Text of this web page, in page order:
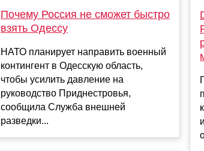
Почему Россия не сможет быстро
взять Одессу
НАТО планирует направить военный
контингент в Одесскую область,
чтобы усилить давление на
руководство Приднестровья,
сообщила Служба внешней
разведки...